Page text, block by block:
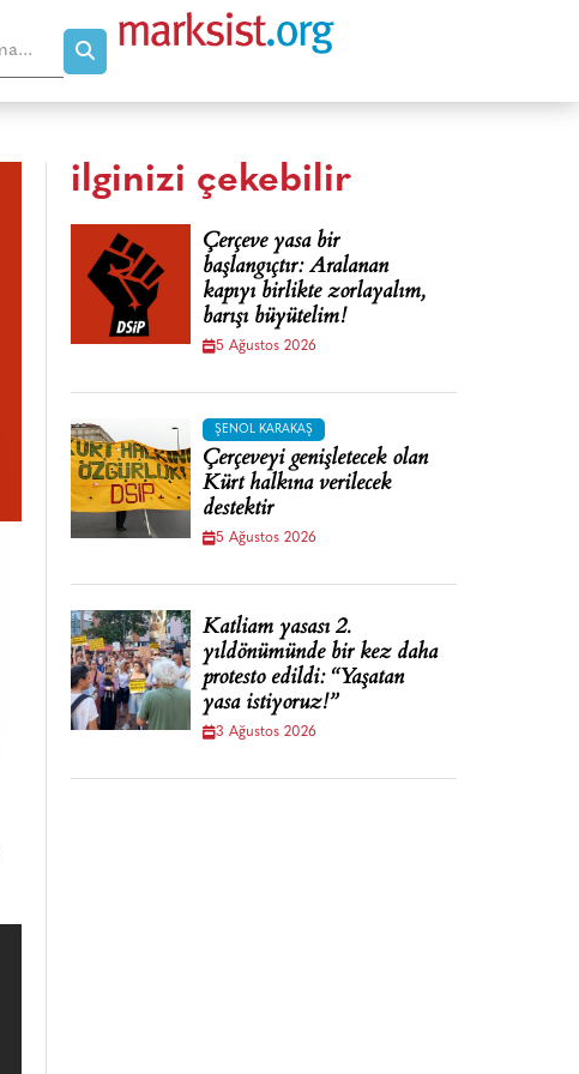
ilginizi çekebilir
Çerçeve yasa bir
başlangıçtır: Aralanan
kapıyı birlikte zorlayalım,
barışı büyütelim!
5 Ağustos 2026
ŞENOL KARAKAŞ
Çerçeveyi genişletecek olan
Kürt halkına verilecek
destektir
5 Ağustos 2026
Katliam yasası 2.
yıldönümünde bir kez daha
protesto edildi: “Yaşatan
yasa istiyoruz!”
3 Ağustos 2026